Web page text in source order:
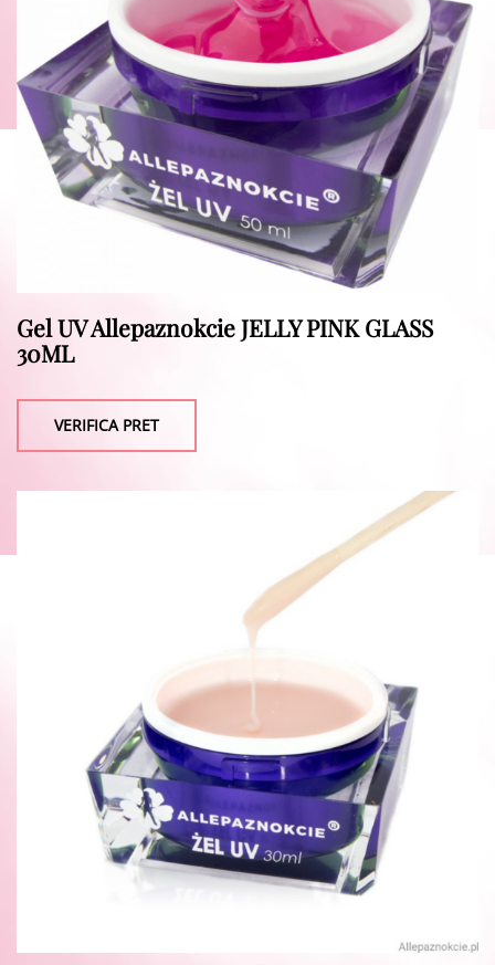
Gel UV Allepaznokcie JELLY PINK GLASS
30ML
VERIFICA PRET